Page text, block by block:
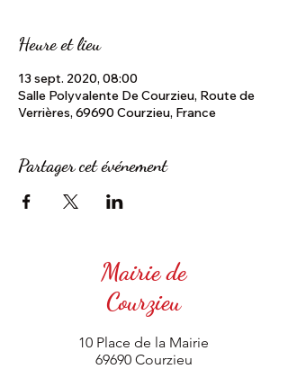
Heure et lieu
13 sept. 2020, 08:00
Salle Polyvalente De Courzieu, Route de
Verrières, 69690 Courzieu, France
Partager cet événement
Mairie de
Courzieu
10 Place de la Mairie
69690 Courzieu